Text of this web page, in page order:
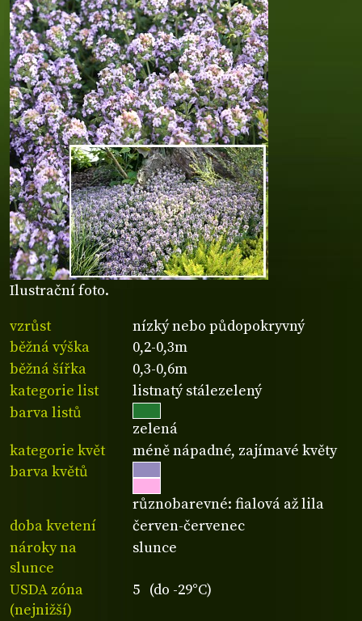
Ilustrační foto.
vzrůst
nízký nebo půdopokryvný
běžná výška
0,2-0,3m
běžná šířka
0,3-0,6m
kategorie list
listnatý stálezelený
barva listů
zelená
kategorie květ
méně nápadné, zajímavé květy
barva květů
různobarevné: fialová až lila
doba kvetení
červen-červenec
nároky na
slunce
slunce
USDA zóna
(nejnižší)
5 (do -29°C)